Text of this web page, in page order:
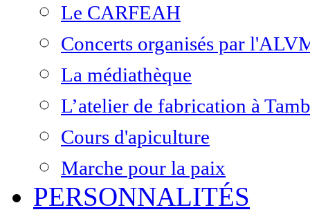
Le CARFEAH
Concerts organisés par
La médiathèque
L’atelier de fabrication à
Cours d'apiculture
Marche pour la paix
PERSONNALITÉS